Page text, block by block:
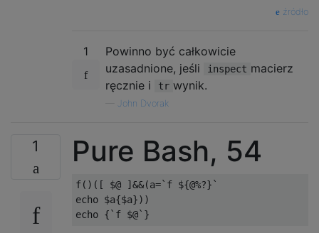
źródło
1
Powinno być całkowicie
uzasadnione, jeśli
inspect macierz
ręcznie i
tr wynik.
John Dvorak
1 Pure Bash, 54
f()([ $@ ]&&(a=`f ${@%?}`
echo $a{$a}))